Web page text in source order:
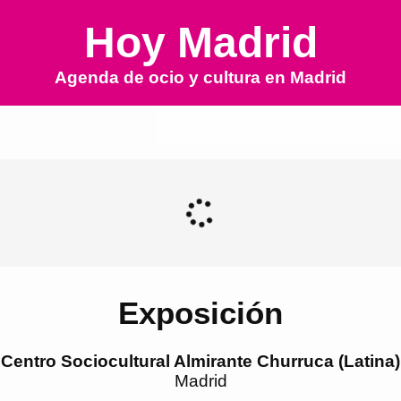
Hoy Madrid
Agenda de ocio y cultura en Madrid
Exposición
Centro Sociocultural Almirante Churruca (Latina)
Madrid